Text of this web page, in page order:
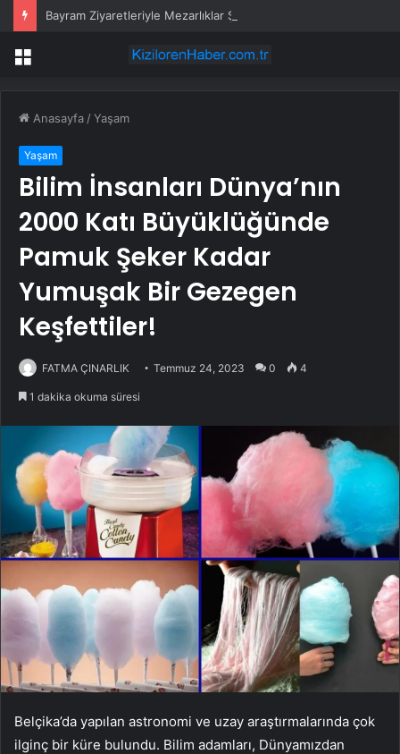
Bayram Ziyaretleriyle Mezarlıklar Şenlendi
Menü
Anasayfa /Yaşam
Yaşam
Bilim İnsanları Dünya’nın
2000 Katı Büyüklüğünde
Pamuk Şeker Kadar
Yumuşak Bir Gezegen
Keşfettiler!
FATMA ÇINARLIK Temmuz 24, 2023 0 4
1 dakika okuma süresi
Belçika’da yapılan astronomi ve uzay araştırmalarında çok
ilginç bir küre bulundu. Bilim adamları, Dünyamızdan